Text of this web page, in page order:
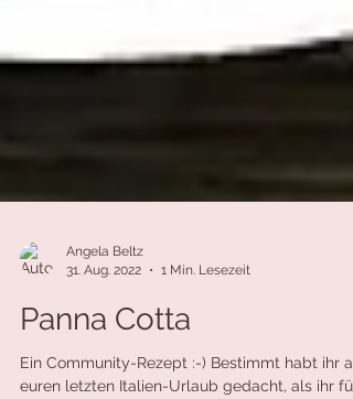
Angela Beltz
31. Aug. 2022
1 Min. Lesezeit
Panna Cotta